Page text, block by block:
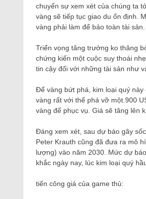
chuyển sự xem xét của chúng ta
vàng sẽ tiếp tục giao du ổn định.
vàng phải làm để bảo toàn tài sản.
Triển vọng tăng trưởng ko thăng
chứng kiến ​​một cuộc suy thoái
tin cậy đối với những tài sản như
Để vàng bứt phá, kim loại quý
vàng rất với thể phá vỡ một.900
vàng để phục vụ. Giá sẽ tăng lên
Đáng xem xét, sau dự báo gây
Peter Krauth cũng đã đưa ra mô
lượng) vào năm 2030. Mức dự
khắc ngày nay, lúc kim loại quý
tiến công giá của game thủ: